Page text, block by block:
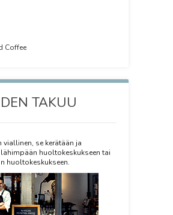
Coffee
TAKUU
viallinen, se kerätään ja
huoltokeskukseen tai
huoltokeskukseen.